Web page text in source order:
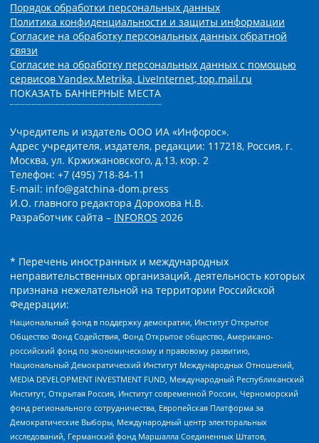
Порядок обработки персональных данных
Политика конфиденциальности и защиты информации
Согласие на обработку персональных данных обратной
связи
Согласие на обработку персональных данных с помощью
сервисов Yandex.Metrika, LiveInternet, top.mail.ru
ПОКАЗАТЬ БАННЕРНЫЕ МЕСТА
Учредитель и издатель ООО ИА «Инфорос».
Адрес учредителя, издателя, редакции: 117218, Россия, г.
Москва, ул. Кржижановского, д.13, кор. 2
Телефон: +7 (495) 718-84-11
E-mail: info@gatchina-dom.press
И.О. главного редактора Дорохова Н.В.
Разработчик сайта – INFOROS 2026
* Перечень иностранных и международных
неправительственных организаций, деятельность которых
признана нежелательной на территории Российской
Федерации:
Национальный фонд в поддержку демократии, Институт Открытое
Общество Фонд Содействия, Фонд Открытое общество, Американо-
российский фонд по экономическому и правовому развитию,
Национальный Демократический Институт Международных Отношений,
MEDIA DEVELOPMENT INVESTMENT FUND, Международный Республиканский
Институт, Открытая Россия, Институт современной России, Черноморский
фонд регионального сотрудничества, Европейская Платформа за
Демократические Выборы, Международный центр электоральных
исследований, Германский фонд Маршалла Соединенных Штатов,